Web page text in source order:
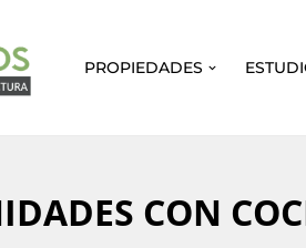
PROPIEDADES
CON